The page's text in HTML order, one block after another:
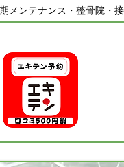
メンテナンス・整骨院・